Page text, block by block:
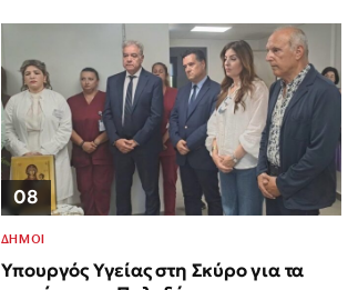
08
ΔΗΜΟΙ
Υπουργός Υγείας στη Σκύρο για τα